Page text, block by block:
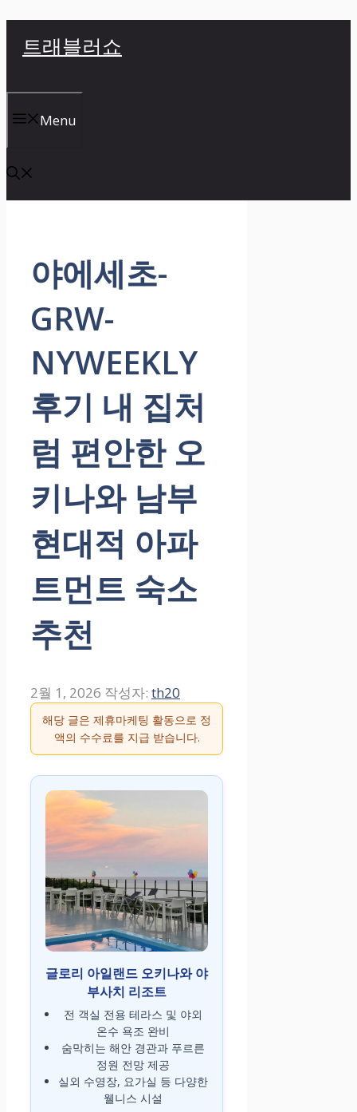
너
뛰
기
트래블러쇼
Menu
야에세초-
GRW-
NYWEEKLY
후기 내 집처
럼 편안한 오
키나와 남부
현대적 아파
트먼트 숙소
추천
2월 1, 2026 작성자: th20
해당 글은 제휴마케팅 활동으로 정
액의 수수료를 지급 받습니다.
글로리 아일랜드 오키나와 야
부사치 리조트
전 객실 전용 테라스 및 야외
온수 욕조 완비
숨막히는 해안 경관과 푸르른
정원 전망 제공
실외 수영장, 요가실 등 다양한
웰니스 시설